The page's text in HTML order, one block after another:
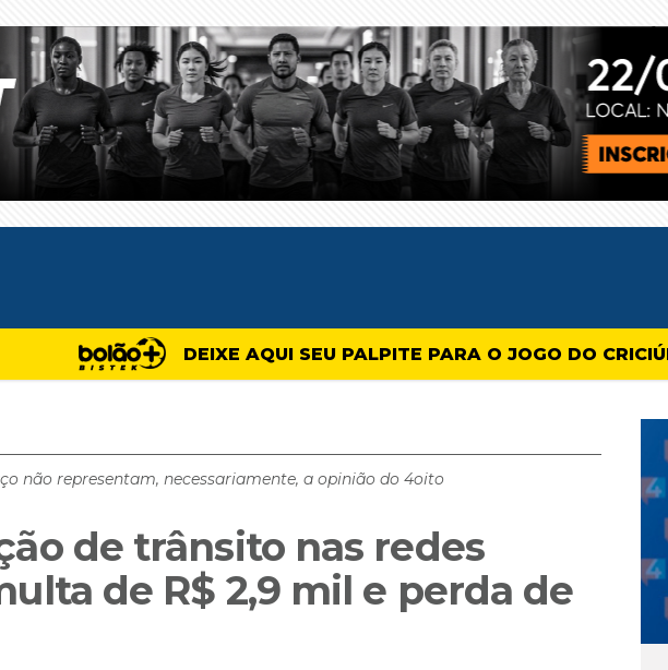
DEIXE AQUI SEU PALPITE PARA O JOGO DO
não representam, necessariamente, a opinião do 4oito
de trânsito nas redes
de R$ 2,9 mil e perda de